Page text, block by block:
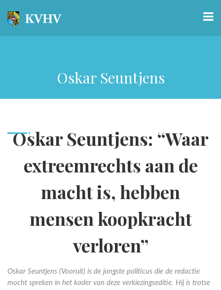
Oskar Seuntjens
Oskar Seuntjens: “Waar
extreemrechts aan de
macht is, hebben
mensen koopkracht
verloren”
Oskar Seuntjens (Vooruit) is de jongste politicus die de redactie
mocht spreken in het kader van deze verkiezingseditie. Hij is trotse